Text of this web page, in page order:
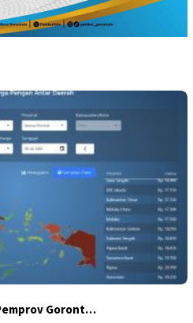
Goront…